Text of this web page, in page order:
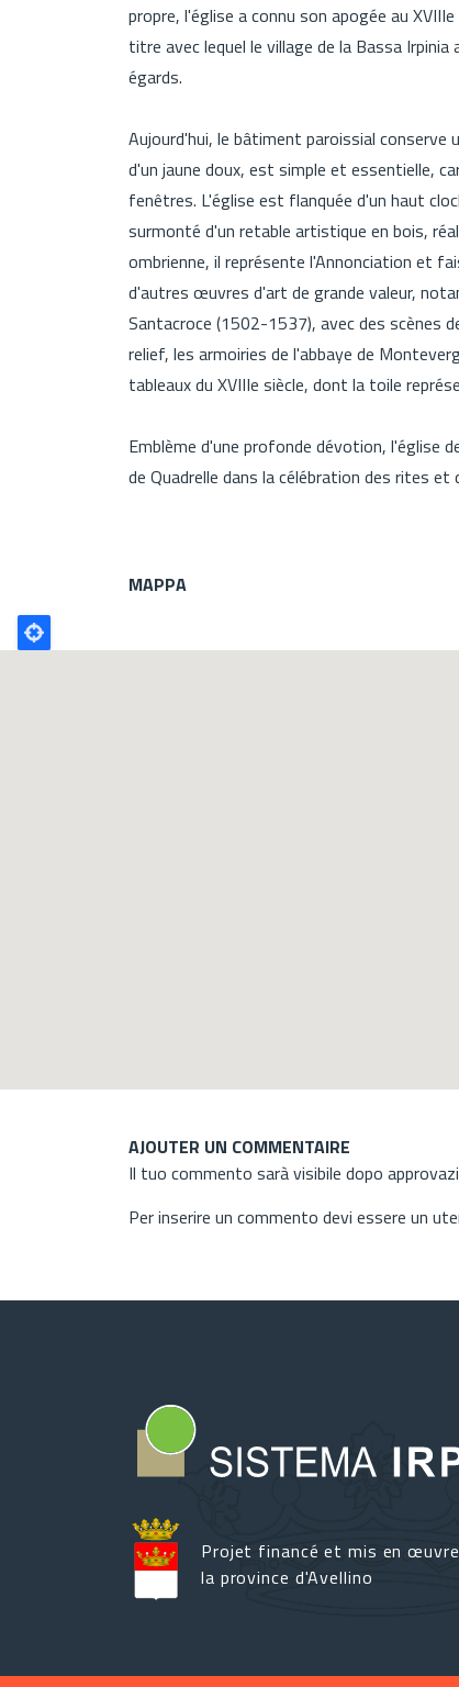
propre, l'église a connu son apogée au
titre avec lequel le village de la Bassa
égards.
Aujourd'hui, le bâtiment paroissial conserve
d'un jaune doux, est simple et essentielle,
fenêtres. L'église est flanquée d'un haut
surmonté d'un retable artistique en bois,
ombrienne, il représente l'Annonciation et
d'autres œuvres d'art de grande valeur,
Santacroce (1502-1537), avec des scènes
relief, les armoiries de l'abbaye de
tableaux du XVIIIe siècle, dont la toile
Emblème d'une profonde dévotion, l'église
de Quadrelle dans la célébration des rites
MAPPA
Poligono
GEO
AJOUTER UN COMMENTAIRE
Il tuo commento sarà visibile dopo
Per inserire un commento devi essere un
Projet financé et mis en
la province d'Avellino